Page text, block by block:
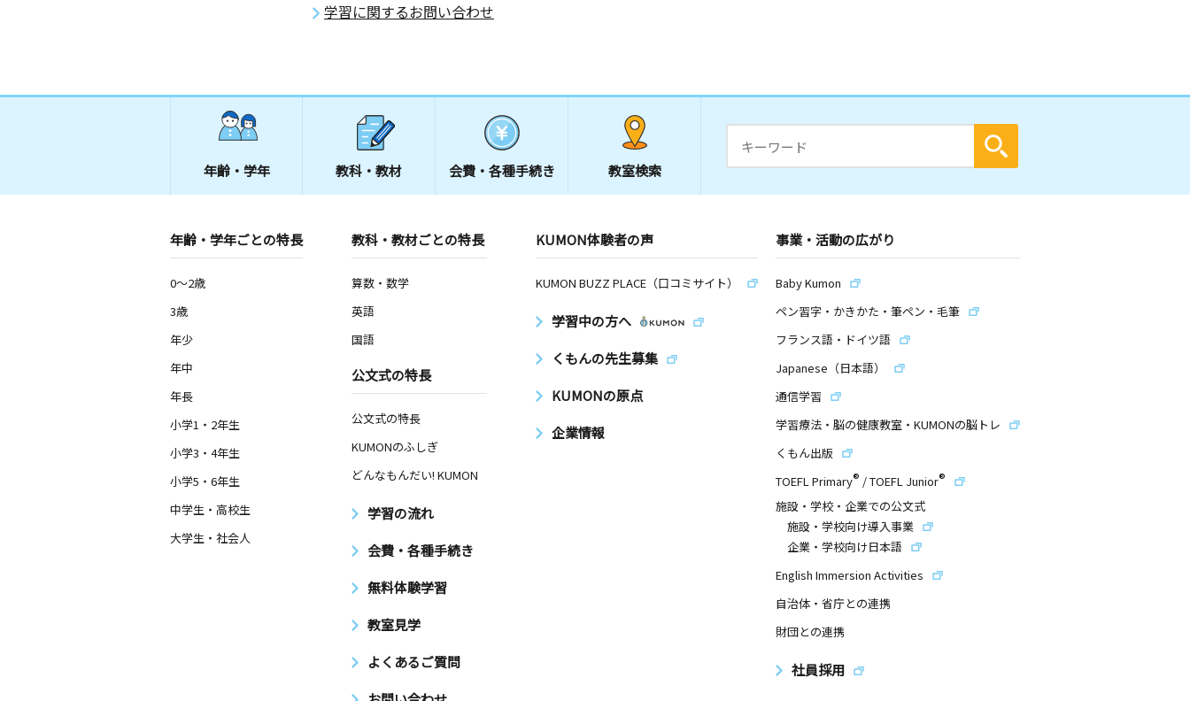
学習に関するお問い合わせ
年齢・学年 教科・教材 会費・ 各種手続き 教室検索
年齢・学年ごとの特長
0～2歳
3歳
年少
年中
年長
小学1・2年生
小学3・4年生
小学5・6年生
中学生・高校生
大学生・社会人
教科・教材ごとの特長
算数・数学
英語
国語
公文式の特長
公文式の特長
KUMONのふしぎ
どんなもんだい! KUMON
学習の流れ
会費・各種手続き
無料体験学習
教室見学
よくあるご質問
KUMON体験者の声
KUMON BUZZ PLACE（口コミサイト）
学習中の方へ
くもんの先生募集
KUMONの原点
企業情報
事業・活動の広がり
Baby Kumon
ペン習字・かきかた・筆ペン・毛筆
フランス語・ドイツ語
Japanese（日本語）
通信学習
学習療法・脳の健康教室・KUMONの脳トレ
くもん出版
TOEFL Primary® /TOEFL Junior®
施設・学校・企業での公文式
施設・学校向け導入事業
企業・学校向け日本語
English Immersion Activities
自治体・省庁との連携
財団との連携
社員採用